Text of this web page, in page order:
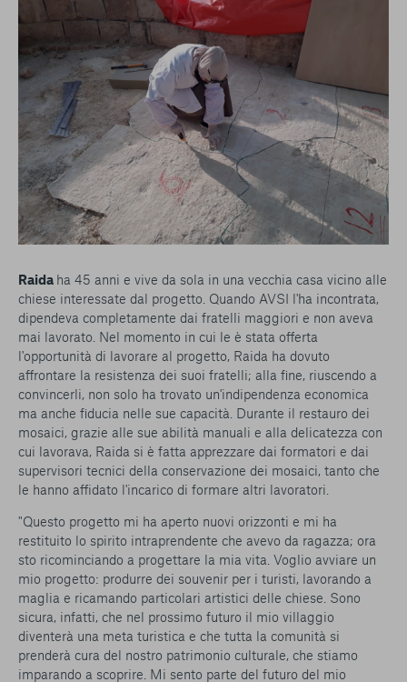
Raida ha 45 anni e vive da sola in una vecchia casa vicino alle
chiese interessate dal progetto. Quando AVSI l'ha incontrata,
dipendeva completamente dai fratelli maggiori e non aveva
mai lavorato. Nel momento in cui le è stata offerta
l'opportunità di lavorare al progetto, Raida ha dovuto
affrontare la resistenza dei suoi fratelli; alla fine, riuscendo a
convincerli, non solo ha trovato un'indipendenza economica
ma anche fiducia nelle sue capacità. Durante il restauro dei
mosaici, grazie alle sue abilità manuali e alla delicatezza con
cui lavorava, Raida si è fatta apprezzare dai formatori e dai
supervisori tecnici della conservazione dei mosaici, tanto che
le hanno affidato l'incarico di formare altri lavoratori.
"Questo progetto mi ha aperto nuovi orizzonti e mi ha
restituito lo spirito intraprendente che avevo da ragazza; ora
sto ricominciando a progettare la mia vita. Voglio avviare un
mio progetto: produrre dei souvenir per i turisti, lavorando a
maglia e ricamando particolari artistici delle chiese. Sono
sicura, infatti, che nel prossimo futuro il mio villaggio
diventerà una meta turistica e che tutta la comunità si
prenderà cura del nostro patrimonio culturale, che stiamo
imparando a scoprire. Mi sento parte del futuro del mio